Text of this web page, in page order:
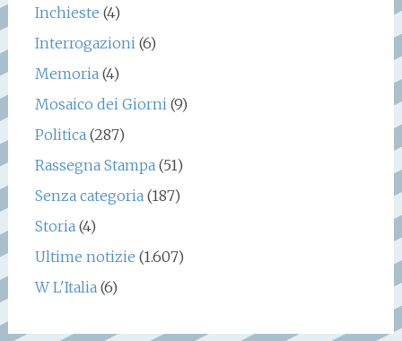
Inchieste (4)
Interrogazioni (6)
Memoria (4)
Mosaico dei Giorni (9)
Politica (287)
Rassegna Stampa (51)
Senza categoria (187)
Storia (4)
Ultime notizie (1.607)
W L'Italia (6)